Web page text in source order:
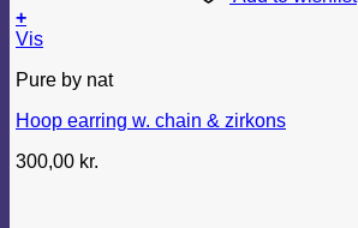
+
Vis
Pure by nat
Hoop earring w. chain & zirkons
300,00 kr.